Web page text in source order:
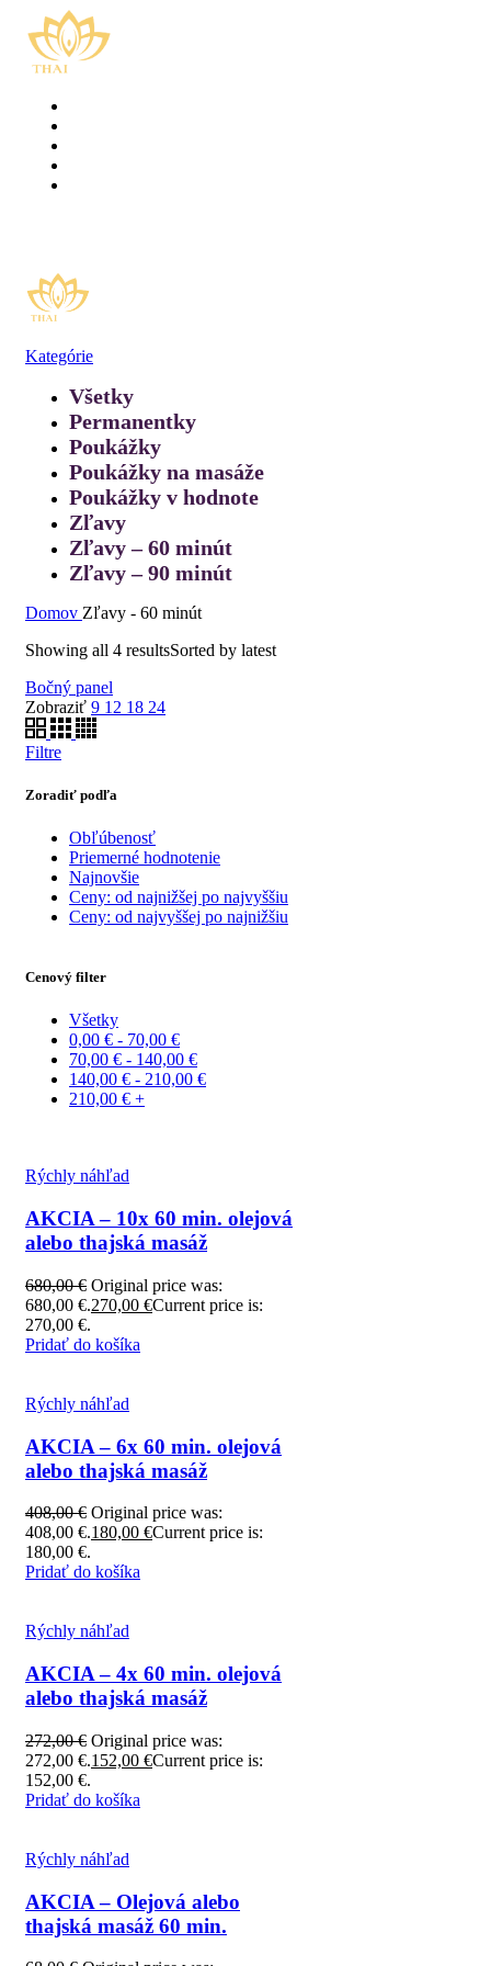
Kategórie
Všetky
Permanentky
Poukážky
Poukážky na masáže
Poukážky v hodnote
Zľavy
Zľavy – 60 minút
Zľavy – 90 minút
Domov Zľavy - 60 minút
Showing all 4 resultsSorted by latest
Bočný panel
Zobraziť 9 12 18 24
Filtre
Zoradiť podľa
Obľúbenosť
Priemerné hodnotenie
Najnovšie
Ceny: od najnižšej po najvyššiu
Ceny: od najvyššej po najnižšiu
Cenový filter
Všetky
0,00 € - 70,00 €
70,00 € - 140,00 €
140,00 € - 210,00 €
210,00 € +
Rýchly náhľad
AKCIA – 10x 60 min. olejová
alebo thajská masáž
680,00€ Original price was:
680,00 €.270,00 €Current price is:
270,00 €.
Pridať do košíka
Rýchly náhľad
AKCIA – 6x 60 min. olejová
alebo thajská masáž
408,00€ Original price was:
408,00 €.180,00 €Current price is:
180,00 €.
Pridať do košíka
Rýchly náhľad
AKCIA – 4x 60 min. olejová
alebo thajská masáž
272,00€ Original price was:
272,00 €.152,00 €Current price is:
152,00 €.
Pridať do košíka
Rýchly náhľad
AKCIA – Olejová alebo
thajská masáž 60 min.